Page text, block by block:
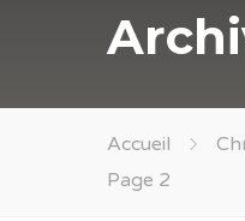
Accueil
Page 2